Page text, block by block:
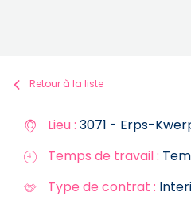
Retour à la liste
Lieu : 3071 - Erps-
Temps de travail :
Type de contrat :